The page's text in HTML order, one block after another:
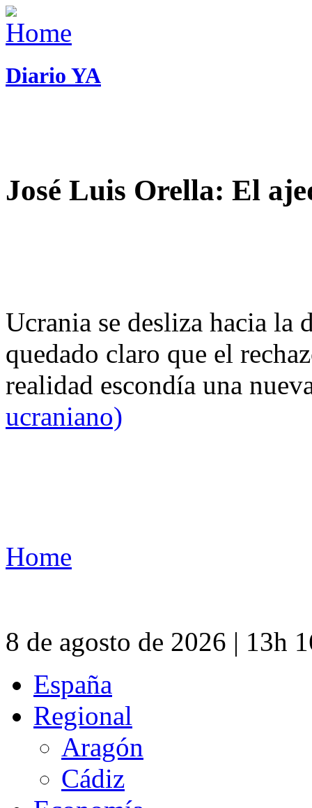
Diario YA
José Luis Orella: El
Ucrania se desliza hacia
quedado claro que el
realidad escondía una
ucraniano)
Home
8 de agosto de 2026 | 13h
España
Regional
Aragón
Cádiz